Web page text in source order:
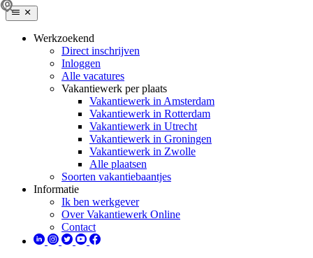
Werkzoekend
Direct inschrijven
Inloggen
Alle vacatures
Vakantiewerk per plaats
Vakantiewerk in Amsterdam
Vakantiewerk in Rotterdam
Vakantiewerk in Utrecht
Vakantiewerk in Groningen
Vakantiewerk in Zwolle
Alle plaatsen
Soorten vakantiebaantjes
Informatie
Ik ben werkgever
Over Vakantiewerk Online
Contact